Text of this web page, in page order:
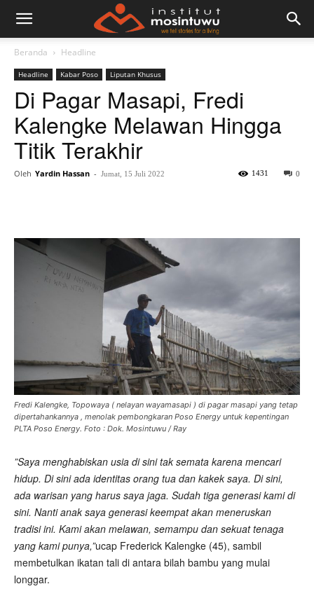
Beranda Headline
Headline Kabar Poso Liputan Khusus
Di Pagar Masapi, Fredi
Kalengke Melawan Hingga
Titik Terakhir
Oleh Yardin Hassan - Jumat, 15 Juli 2022 0
1431
Fredi Kalengke, Topowaya ( nelayan wayamasapi ) di pagar masapi yang tetap
dipertahankannya , menolak pembongkaran Poso Energy untuk kepentingan
PLTA Poso Energy. Foto : Dok. Mosintuwu / Ray
”Saya menghabiskan usia di sini tak semata karena mencari
hidup. Di sini ada identitas orang tua dan kakek saya. Di sini,
ada warisan yang harus saya jaga. Sudah tiga generasi kami di
sini. Nanti anak saya generasi keempat akan meneruskan
tradisi ini. Kami akan melawan, semampu dan sekuat tenaga
yang kami punya,”ucap Frederick Kalengke (45), sambil
membetulkan ikatan tali di antara bilah bambu yang mulai
longgar.